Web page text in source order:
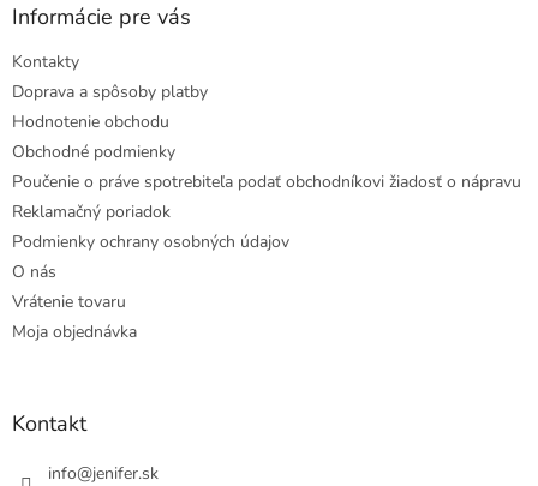
Informácie pre vás
Kontakty
Doprava a spôsoby platby
Hodnotenie obchodu
Obchodné podmienky
Poučenie o práve spotrebiteľa podať obchodníkovi žiadosť o nápravu
Reklamačný poriadok
Podmienky ochrany osobných údajov
O nás
Vrátenie tovaru
Moja objednávka
Kontakt
info@jenifer.sk